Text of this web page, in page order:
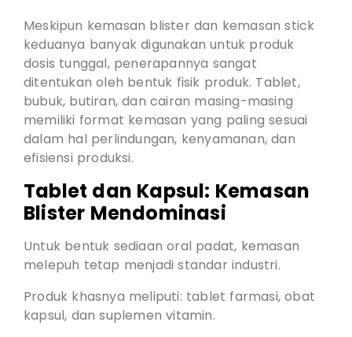
Meskipun kemasan blister dan kemasan stick
keduanya banyak digunakan untuk produk
dosis tunggal, penerapannya sangat
ditentukan oleh bentuk fisik produk. Tablet,
bubuk, butiran, dan cairan masing-masing
memiliki format kemasan yang paling sesuai
dalam hal perlindungan, kenyamanan, dan
efisiensi produksi.
Tablet dan Kapsul: Kemasan
Blister Mendominasi
Untuk bentuk sediaan oral padat, kemasan
melepuh tetap menjadi standar industri.
Produk khasnya meliputi: tablet farmasi, obat
kapsul, dan suplemen vitamin.